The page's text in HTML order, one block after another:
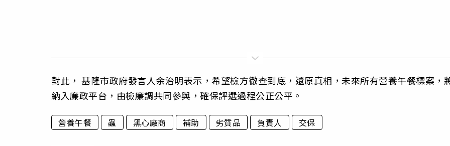
對此， 基隆市政府發言人余治明表示，希望檢方徹查到底，還原真相，未來所有營養午餐標案，
納入廉政平台，由檢廉調共同參與，確保評選過程公正公平。
營養午餐 蟲 黑心廠商 補助 劣質品 負責人 交保